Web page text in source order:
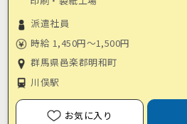
派遣社員
時給 1,450円～1,500円
群馬県邑楽郡明和町
川俣駅
お気に入り